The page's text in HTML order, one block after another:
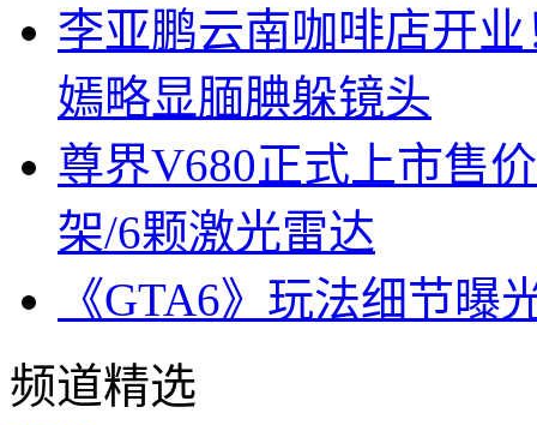
李亚鹏云南咖啡店开
嫣略显腼腆躲镜头
尊界V680正式上市售
架/6颗激光雷达
《GTA6》玩法细节
频道精选